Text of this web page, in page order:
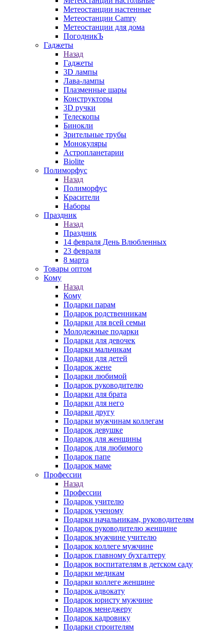
Метеостанции настенные
Метеостанции Camry
Метеостанции для дома
ПогодникЪ
Гаджеты
Назад
Гаджеты
3D лампы
Лава-лампы
Плазменные шары
Конструкторы
3D ручки
Телескопы
Бинокли
Зрительные трубы
Монокуляры
Астропланетарии
Biolite
Полиморфус
Назад
Полиморфус
Красители
Наборы
Праздник
Назад
Праздник
14 февраля День Влюбленных
23 февраля
8 марта
Товары оптом
Кому
Назад
Кому
Подарки парам
Подарок родственникам
Подарки для всей семьи
Молодежные подарки
Подарки для девочек
Подарки мальчикам
Подарки для детей
Подарок жене
Подарки любимой
Подарок руководителю
Подарки для брата
Подарки для него
Подарки другу
Подарки мужчинам коллегам
Подарок девушке
Подарок для женщины
Подарок для любимого
Подарок папе
Подарок маме
Профессии
Назад
Профессии
Подарок учителю
Подарок ученому
Подарки начальникам, руководителям
Подарок руководителю женщине
Подарок мужчине учителю
Подарок коллеге мужчине
Подарок главному бухгалтеру
Подарок воспитателям в детском саду
Подарки медикам
Подарки коллеге женщине
Подарок адвокату
Подарок юристу мужчине
Подарок менеджеру
Подарок кадровику
Подарки строителям